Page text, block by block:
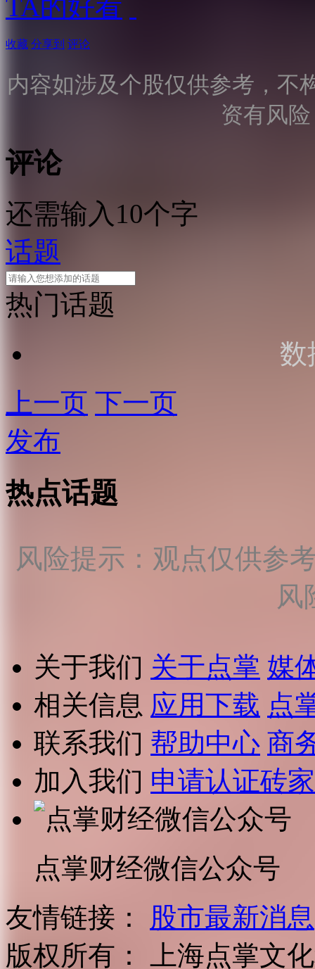
TA的好看
收藏 分享到 评论
内容如涉及个股仅供参考，不
资有风
评论
还需输入10个字
话题
热门话题
数
上一页 下一页
发布
热点话题
风险提示：观点仅供参
风
关于我们 关于点掌 媒
相关信息 应用下载 点
联系我们 帮助中心 商
加入我们 申请认证砖家
点掌财经微信公众号
友情链接：
股市最新消息
版权所有：
上海点掌文